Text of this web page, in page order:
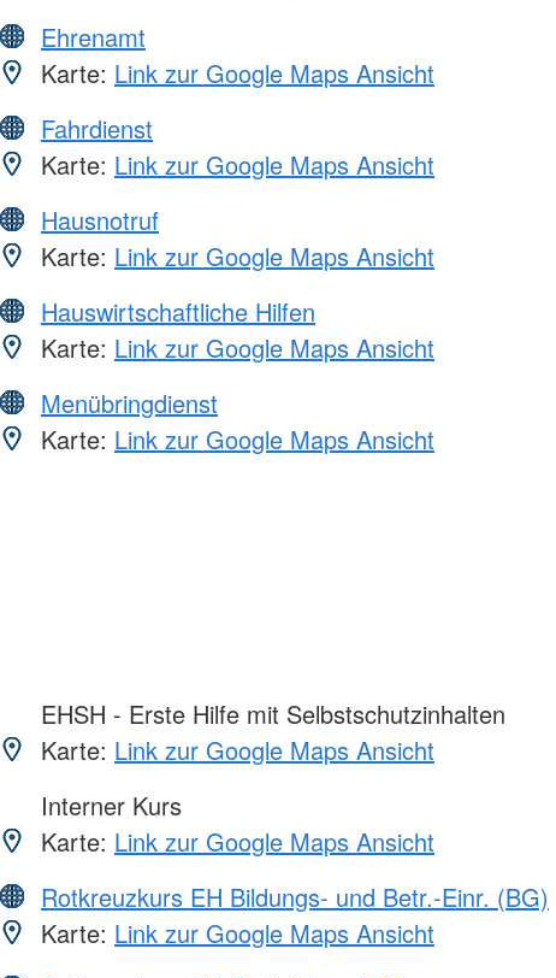
Ehrenamt
Karte: Link zur Google Maps Ansicht
Fahrdienst
Karte: Link zur Google Maps Ansicht
Hausnotruf
Karte: Link zur Google Maps Ansicht
Hauswirtschaftliche Hilfen
Karte: Link zur Google Maps Ansicht
Menübringdienst
Karte: Link zur Google Maps Ansicht
EHSH - Erste Hilfe mit Selbstschutzinhalten
Karte: Link zur Google Maps Ansicht
Interner Kurs
Karte: Link zur Google Maps Ansicht
Rotkreuzkurs EH Bildungs- und Betr.-Einr. (BG)
Karte: Link zur Google Maps Ansicht